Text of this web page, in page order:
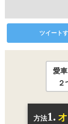
ツイート
愛
２
方法1.